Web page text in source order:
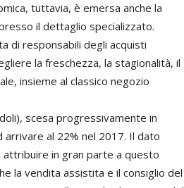
tuttavia, è emersa anche la
il dettaglio specializzato.
di responsabili degli acquisti
la freschezza, la stagionalità, il
insieme al classico negozio
scesa progressivamente in
al 22% nel 2017. Il dato
attribuire in gran parte a questo
la vendita assistita e il consiglio del